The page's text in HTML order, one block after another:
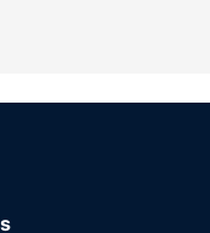
店提供免费自助停